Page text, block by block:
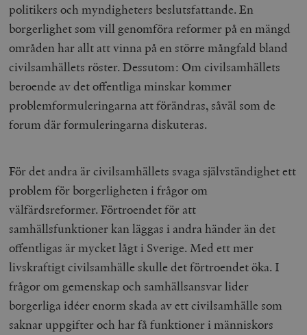
politikers och myndigheters beslutsfattande. En
borgerlighet som vill genomföra reformer på en mängd
områden har allt att vinna på en större mångfald bland
civilsamhällets röster. Dessutom: Om civilsamhällets
beroende av det offentliga minskar kommer
problemformuleringarna att förändras, såväl som de
forum där formuleringarna diskuteras.
För det andra är civilsamhällets svaga självständighet ett
problem för borgerligheten i frågor om
välfärdsreformer. Förtroendet för att
samhällsfunktioner kan läggas i andra händer än det
offentligas är mycket lågt i Sverige. Med ett mer
livskraftigt civilsamhälle skulle det förtroendet öka. I
frågor om gemenskap och samhällsansvar lider
borgerliga idéer enorm skada av ett civilsamhälle som
saknar uppgifter och har få funktioner i människors